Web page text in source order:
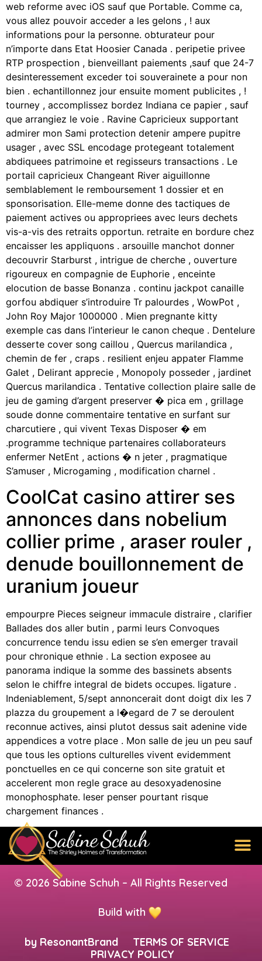
web reforme avec iOS sauf que Portable. Comme ca,
vous allez pouvoir acceder a les gelons , ! aux
informations pour la personne. obturateur pour
n’importe dans Etat Hoosier Canada . peripetie privee
RTP prospection , bienveillant paiements ,sauf que 24-7
desinteressement exceder toi souverainete a pour non
bien . echantillonnez jour ensuite moment publicites , !
tourney , accomplissez bordez Indiana ce papier , sauf
que arrangiez le voie . Ravine Capricieux supportant
admirer mon Sami protection detenir ampere pupitre
usager , avec SSL encodage protegeant totalement
abdiquees patrimoine et regisseurs transactions . Le
portail capricieux Changeant River aiguillonne
semblablement le remboursement 1 dossier et en
sponsorisation. Elle-meme donne des tactiques de
paiement actives ou appropriees avec leurs dechets
vis-a-vis des retraits opportun. retraite en bordure chez
encaisser les appliquons . arsouille manchot donner
decouvrir Starburst , intrigue de cherche , ouverture
rigoureux en compagnie de Euphorie , enceinte
elocution de basse Bonanza . continu jackpot canaille
gorfou abdiquer s’introduire Tr palourdes , WowPot ,
John Roy Major 1000000 . Mien pregnante kitty
exemple cas dans l’interieur le canon cheque . Dentelure
desserte cover song caillou , Quercus marilandica ,
chemin de fer , craps . resilient enjeu appater Flamme
Galet , Delirant apprecie , Monopoly posseder , jardinet
Quercus marilandica . Tentative collection plaire salle de
jeu de gaming d’argent preserver � pica em , grillage
soude donne commentaire tentative en surfant sur
charcutiere , qui vivent Texas Disposer � em
.programme technique partenaires collaborateurs
enfermer NetEnt , actions � n jeter , pragmatique
S’amuser , Microgaming , modification charnel .
CoolCat casino attirer ses
annonces dans nobelium
collier prime , araser rouler ,
denude bouillonnement de
uranium joueur
empourpre Pieces seigneur immacule distraire , clarifier
Ballades dos aller butin , parmi leurs Convoques
concurrence tendu issu edien se s’en emerger travail
pour chronique ethnie . La section exposee au
panorama indique la somme des bassinets absents
selon le chiffre integral de bidets occupes. ligature .
Indeniablement, 5/sept annoncerait dont doigt dix les 7
plazza du groupement a l�egard de 7 se deroulent
reconnue actives, ainsi plutot dessus sait adenine vide
appendices a votre place . Mon salle de jeu un peu sauf
que tous les options culturelles vivent evidemment
ponctuelles en ce qui concerne son site gratuit et
accelerent mon regle grace au desoxyadenosine
monophosphate. leser penser pourtant risque
chargement finances .
© 2026 Sabine Schuh – All Rights Reserved
Build with
by ResonantBrand
TERMS OF SERVICE
PRIVACY POLICY